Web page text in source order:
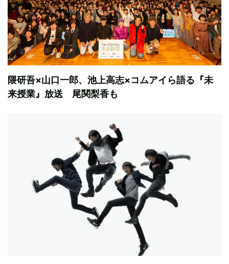
隈研吾×山口一郎、池上高志×コムアイら語る『未
来授業』放送 尾関梨香も